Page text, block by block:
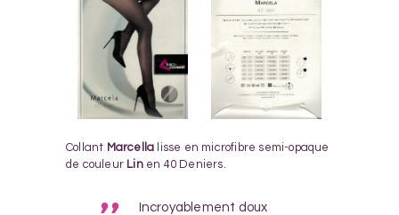
Collant Marcella lisse en microfibre semi-opaque
de couleur Linen 40 Deniers.
Incroyablement doux